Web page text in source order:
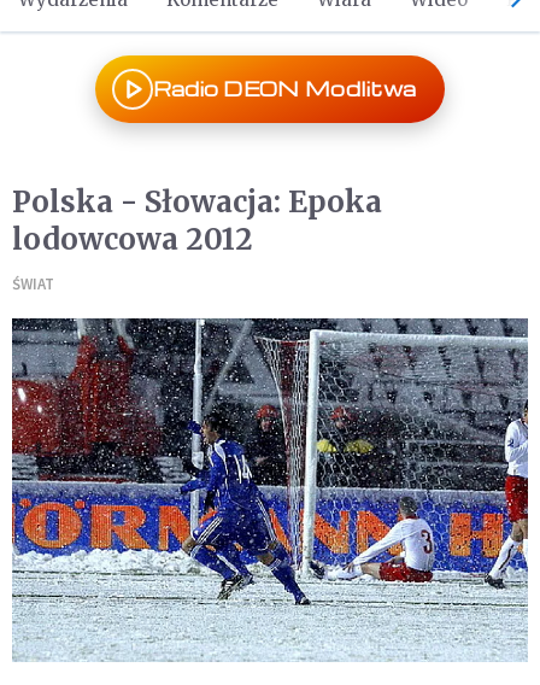
Radio DEON Modlitwa
Polska - Słowacja: Epoka
lodowcowa 2012
ŚWIAT